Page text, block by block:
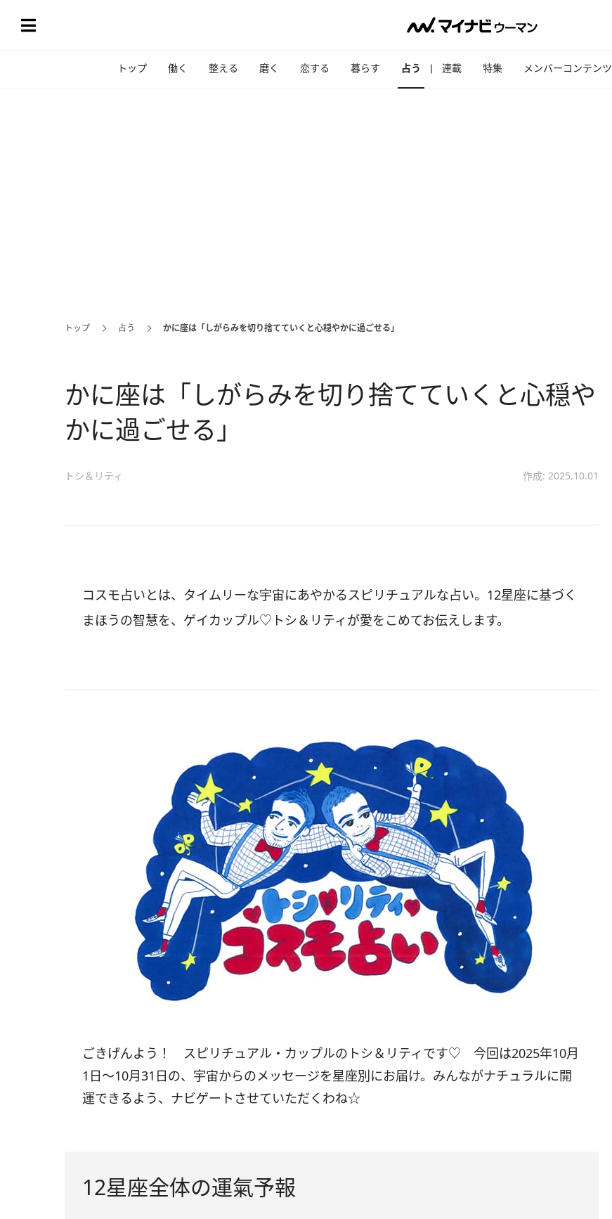
トップ 働く 整える 磨く 恋する 暮らす 占う 連載 特集 メンバーコンテンツ
トップ 占う かに座は「しがらみを切り捨てていくと心穏やかに過ごせる」
かに座は「しがらみを切り捨てていくと心穏や
かに過ごせる」
トシ＆リティ 作成: 2025.10.01
コスモ占いとは、タイムリーな宇宙にあやかるスピリチュアルな占い。12星座に基づく
まほうの智慧を、ゲイカップル♡トシ＆リティが愛をこめてお伝えします。
ごきげんよう！ スピリチュアル・カップルのトシ＆リティです♡ 今回は2025年10月
1日〜10月31日の、宇宙からのメッセージを星座別にお届け。みんながナチュラルに開
運できるよう、ナビゲートさせていただくわね☆
12星座全体の運氣予報